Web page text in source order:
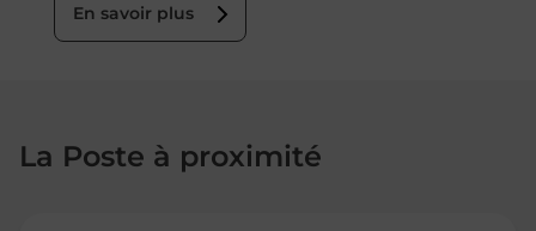
En savoir plus
La Poste à proximité